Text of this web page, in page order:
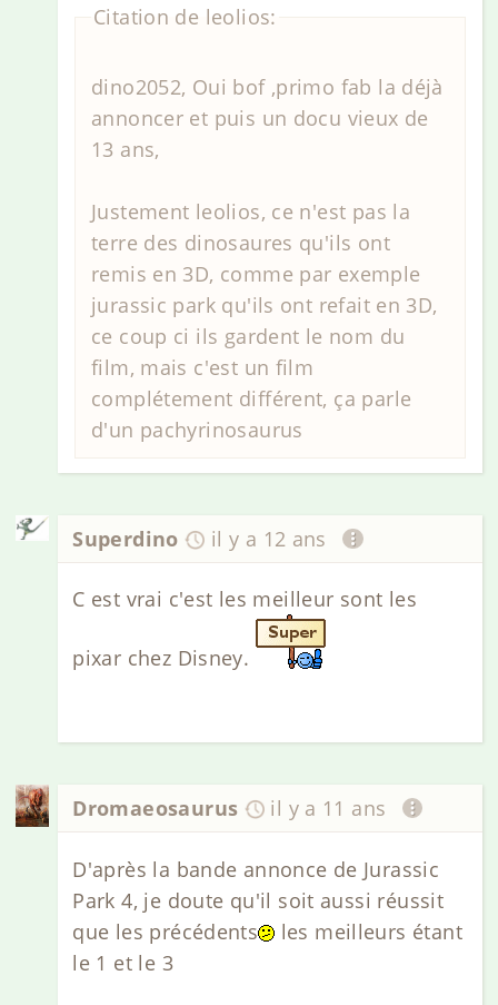
Citation de leolios:
dino2052, Oui bof ,primo fab la déjà
annoncer et puis un docu vieux de
13 ans,
Justement leolios, ce n'est pas la
terre des dinosaures qu'ils ont
remis en 3D, comme par exemple
jurassic park qu'ils ont refait en 3D,
ce coup ci ils gardent le nom du
film, mais c'est un film
complétement différent, ça parle
d'un pachyrinosaurus
Superdino il y a 12 ans
C est vrai c'est les meilleur sont les
pixar chez Disney.
Dromaeosaurus il y a 11 ans
D'après la bande annonce de Jurassic
Park 4, je doute qu'il soit aussi réussit
que les précédents
les meilleurs étant
le 1 et le 3